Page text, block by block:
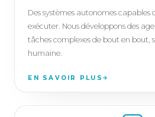
Des systèmes autonomes capables
exécuter. Nous développons des
tâches complexes de bout en bout,
humaine.
EN SAVOIR PLUS